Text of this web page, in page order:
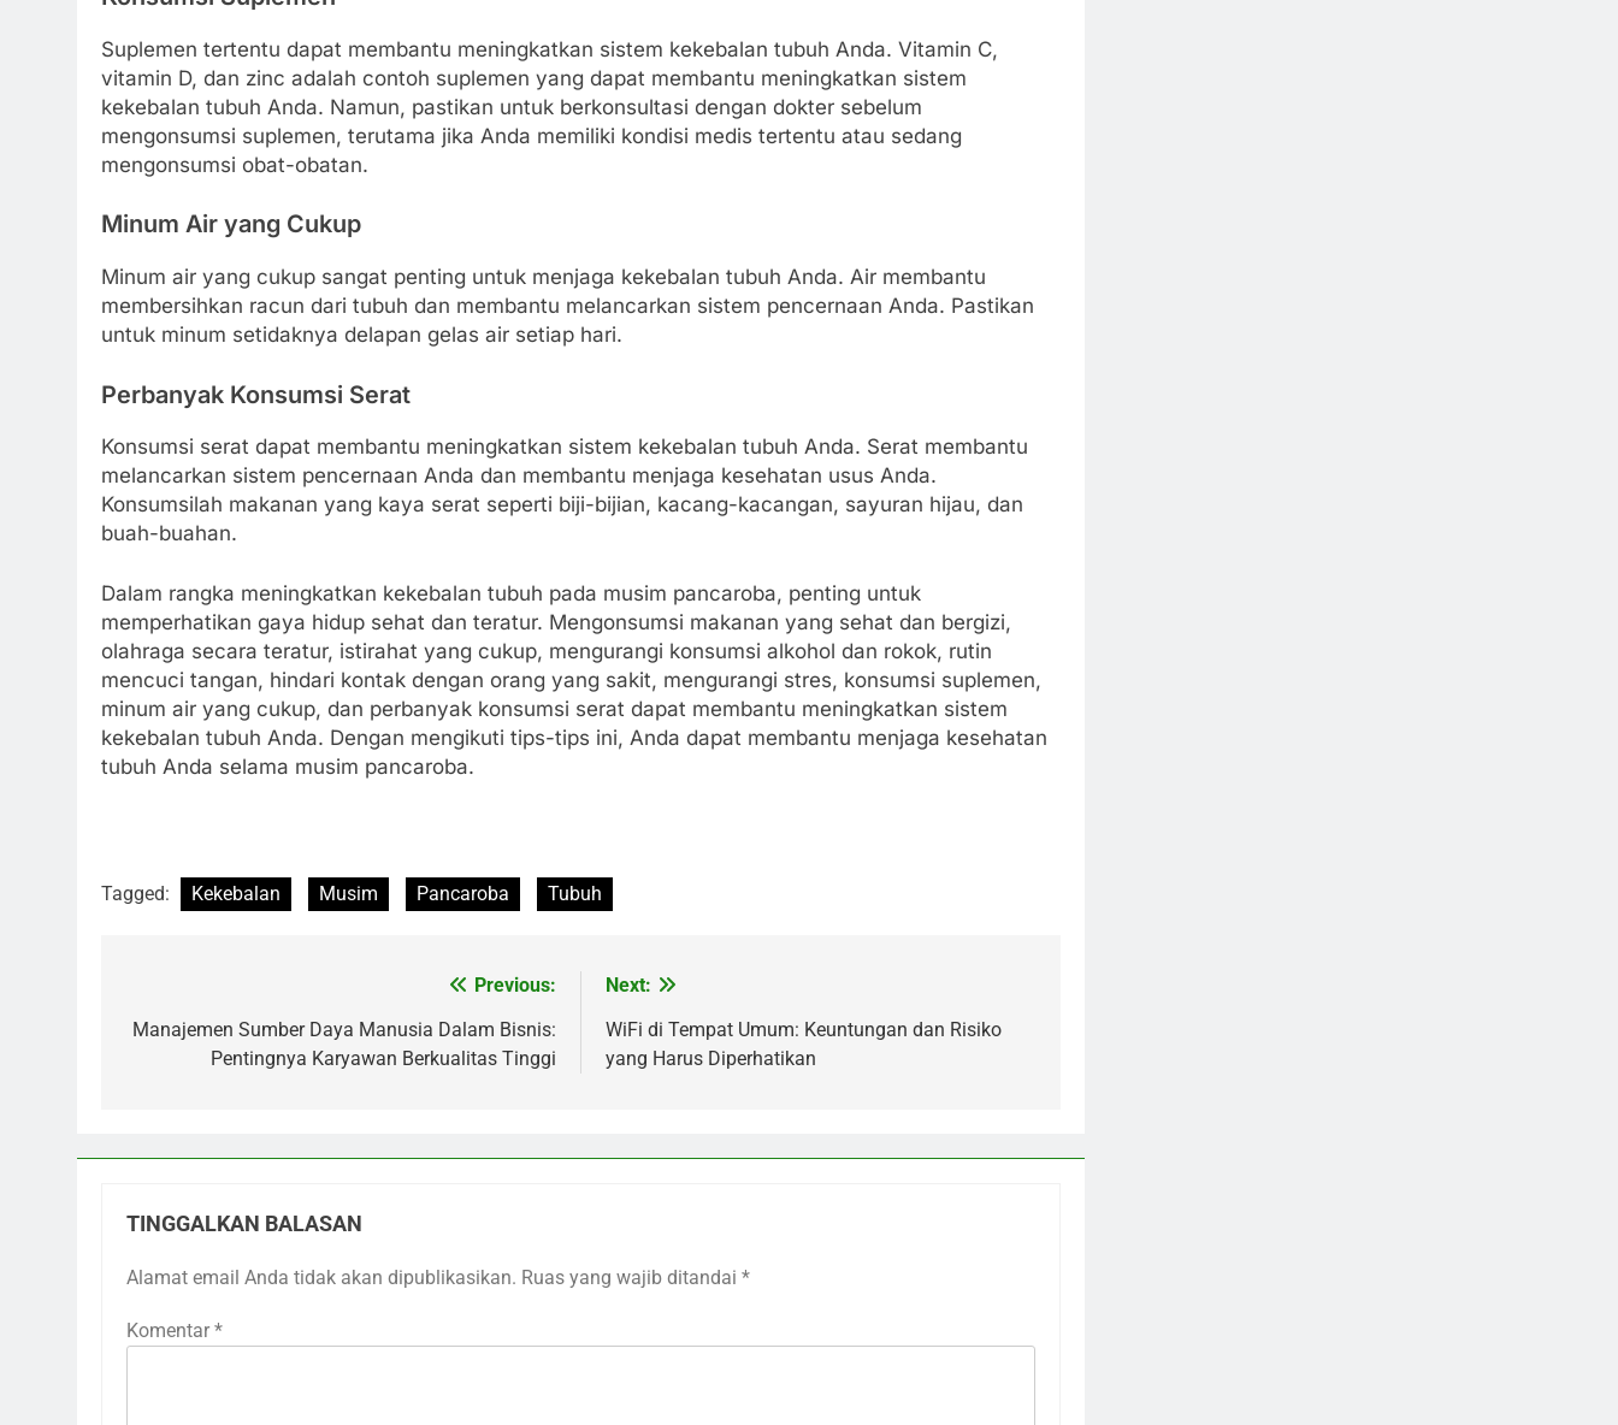
Suplemen tertentu dapat membantu meningkatkan sistem kekebalan tubuh Anda. Vitamin C,
vitamin D, dan zinc adalah contoh suplemen yang dapat membantu meningkatkan sistem
kekebalan tubuh Anda. Namun, pastikan untuk berkonsultasi dengan dokter sebelum
mengonsumsi suplemen, terutama jika Anda memiliki kondisi medis tertentu atau sedang
mengonsumsi obat-obatan.
Minum Air yang Cukup
Minum air yang cukup sangat penting untuk menjaga kekebalan tubuh Anda. Air membantu
membersihkan racun dari tubuh dan membantu melancarkan sistem pencernaan Anda. Pastikan
untuk minum setidaknya delapan gelas air setiap hari.
Perbanyak Konsumsi Serat
Konsumsi serat dapat membantu meningkatkan sistem kekebalan tubuh Anda. Serat membantu
melancarkan sistem pencernaan Anda dan membantu menjaga kesehatan usus Anda.
Konsumsilah makanan yang kaya serat seperti biji-bijian, kacang-kacangan, sayuran hijau, dan
buah-buahan.
Dalam rangka meningkatkan kekebalan tubuh pada musim pancaroba, penting untuk
memperhatikan gaya hidup sehat dan teratur. Mengonsumsi makanan yang sehat dan bergizi,
olahraga secara teratur, istirahat yang cukup, mengurangi konsumsi alkohol dan rokok, rutin
mencuci tangan, hindari kontak dengan orang yang sakit, mengurangi stres, konsumsi suplemen,
minum air yang cukup, dan perbanyak konsumsi serat dapat membantu meningkatkan sistem
kekebalan tubuh Anda. Dengan mengikuti tips-tips ini, Anda dapat membantu menjaga kesehatan
tubuh Anda selama musim pancaroba.
Tagged: Kekebalan Musim Pancaroba Tubuh
pos
Previous:
Manajemen Sumber Daya Manusia Dalam Bisnis:
Pentingnya Karyawan Berkualitas Tinggi
Next:
WiFi di Tempat Umum: Keuntungan dan Risiko
yang Harus Diperhatikan
TINGGALKAN BALASAN
Alamat email Anda tidak akan dipublikasikan. Ruas yang wajib ditandai *
Komentar *